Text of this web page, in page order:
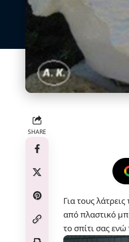
SHARE
Για τους
από πλαστικό
το σπίτι σας